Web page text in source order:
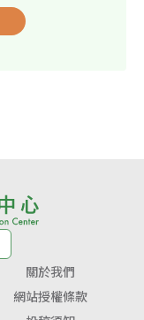
關於我們
網站授權條款